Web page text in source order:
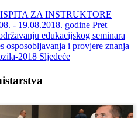
ZA INSTRUKTORE
- 19.08.2018. godine Pret
edukacijskog seminara
osposobljavanja i provjere znanja
2018 Sljedeće